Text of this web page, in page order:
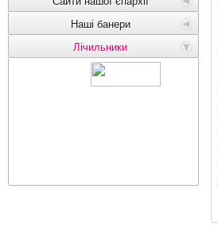
Наші банери
Лічильники